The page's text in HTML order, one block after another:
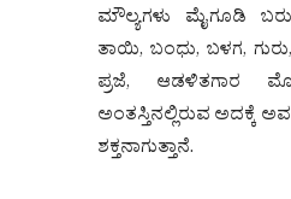
ಮೌಲ್ಯಗಳು ಮೈಗೂಡಿ
ತಾಯಿ, ಬಂಧು, ಬಳಗ,
ಪ್ರಜೆ, ಆಡಳಿತಗಾರ
ಅಂತಸ್ತಿನಲ್ಲಿರುವ ಅದಕ್ಕೆ
ಶಕ್ತನಾಗುತ್ತಾನೆ.